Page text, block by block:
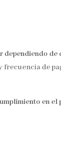
dependiendo
de
en el